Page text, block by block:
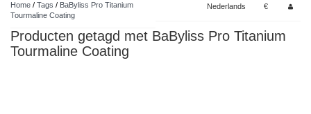
Home / Tags / BaByliss Pro Titanium
Tourmaline Coating
Nederlands €
Producten getagd met BaByliss Pro Titanium
Tourmaline Coating